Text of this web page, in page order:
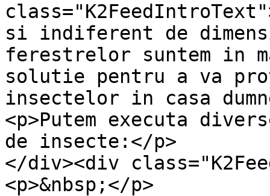
si indiferent de
ferestrelor suntem in
solutie pentru a va
insectelor in casa
<p>Putem executa
de insecte:</p>
</div><div
<p>&nbsp;</p>